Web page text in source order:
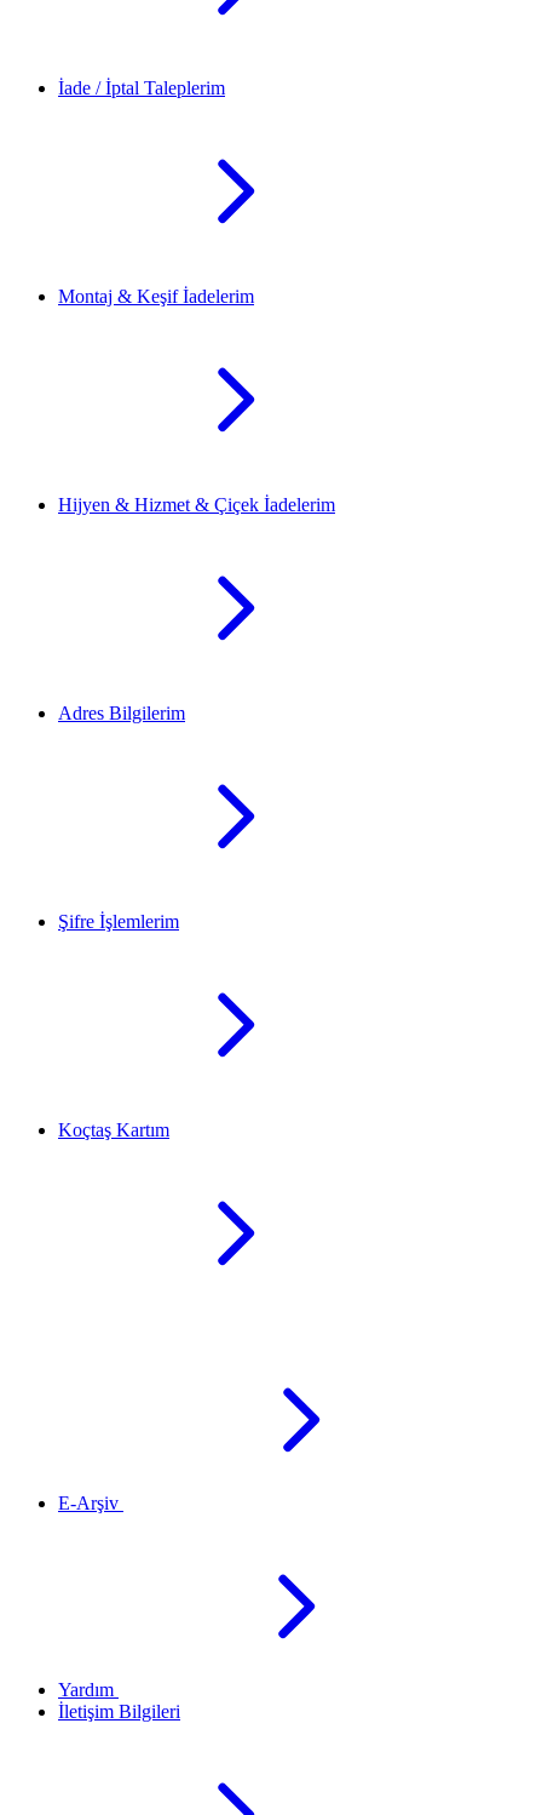
İade / İptal Taleplerim
Montaj & Keşif İadelerim
Hijyen & Hizmet & Çiçek İadelerim
Adres Bilgilerim
Şifre İşlemlerim
Koçtaş Kartım
E-Arşiv
Yardım
İletişim Bilgileri